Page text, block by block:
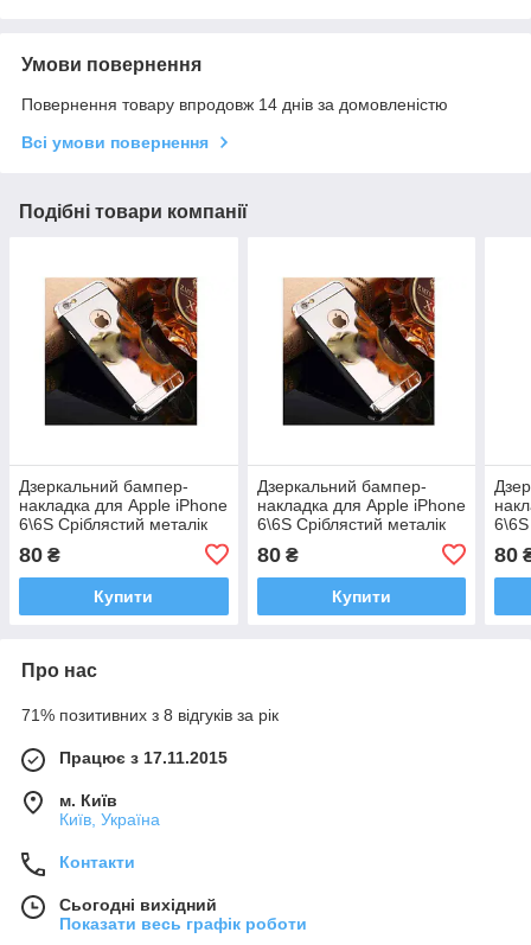
Умови повернення
Повернення товару впродовж 14 днів за домовленістю
Всі умови повернення
Подібні товари компанії
Дзеркальний бампер-
накладка для Apple iPhone
6\6S Сріблястий металік
80 ₴
Купити
Дзеркальний бампер-
накладка для Apple iPhone
6\6S Сріблястий металік
80₴
Купити
80
Про нас
71% позитивних з 8 відгуків за рік
Працює з 17.11.2015
м. Київ
Київ, Україна
Контакти
Сьогодні вихідний
Показати весь графік роботи